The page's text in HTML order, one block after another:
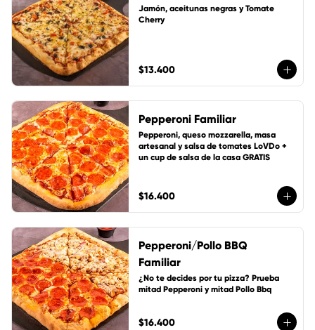
Jamón, aceitunas negras y Tomate
Cherry
$13.400
Pepperoni Familiar
Pepperoni, queso mozzarella, masa
artesanal y salsa de tomates LoVDo +
un cup de salsa de la casa GRATIS
$16.400
Pepperoni/Pollo BBQ
Familiar
¿No te decides por tu pizza? Prueba
mitad Pepperoni y mitad Pollo Bbq
$16.400